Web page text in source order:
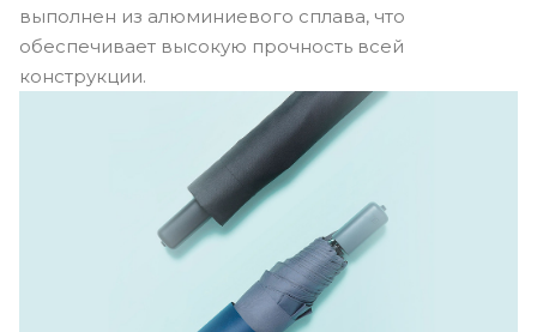
выполнен из алюминиевого сплава, что
обеспечивает высокую прочность всей
конструкции.